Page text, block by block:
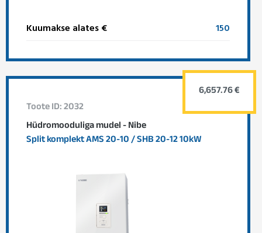
Kuumakse alates € 150
Toote ID: 2032
Hüdromooduliga mudel - Nibe
Split komplekt AMS 20-10 / SHB 20-12 10kW
6,657.76 €